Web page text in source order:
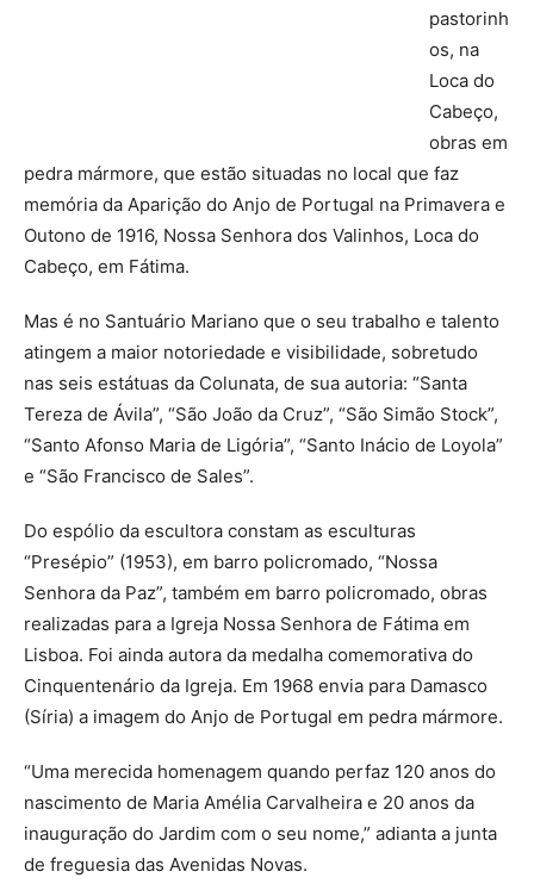
pastorinh
os, na
Loca do
Cabeço,
obras em
pedra mármore, que estão situadas no local que faz
memória da Aparição do Anjo de Portugal na Primavera e
Outono de 1916, Nossa Senhora dos Valinhos, Loca do
Cabeço, em Fátima.
Mas é no Santuário Mariano que o seu trabalho e talento
atingem a maior notoriedade e visibilidade, sobretudo
nas seis estátuas da Colunata, de sua autoria: “Santa
Tereza de Ávila”, “São João da Cruz”, “São Simão Stock”,
“Santo Afonso Maria de Ligória”, “Santo Inácio de Loyola”
e “São Francisco de Sales”.
Do espólio da escultora constam as esculturas
“Presépio” (1953), em barro policromado, “Nossa
Senhora da Paz”, também em barro policromado, obras
realizadas para a Igreja Nossa Senhora de Fátima em
Lisboa. Foi ainda autora da medalha comemorativa do
Cinquentenário da Igreja. Em 1968 envia para Damasco
(Síria) a imagem do Anjo de Portugal em pedra mármore.
“Uma merecida homenagem quando perfaz 120 anos do
nascimento de Maria Amélia Carvalheira e 20 anos da
inauguração do Jardim com o seu nome,” adianta a junta
de freguesia das Avenidas Novas.